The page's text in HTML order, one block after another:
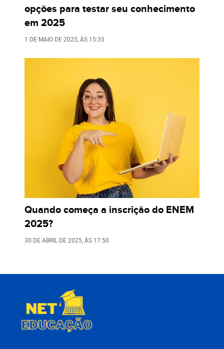
opções para testar seu conhecimento
em 2025
1 DE MAIO DE 2025 , ÀS 15:35
Quando começa a inscrição do ENEM
2025?
30 DE ABRIL DE 2025 , ÀS 17:50